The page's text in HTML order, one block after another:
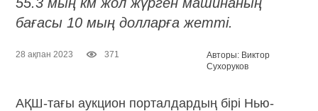
бағасы 10 мың долларға жетті.
28 ақпан 2023 371
Авторы: Виктор
Сухоруков
АҚШ-тағы аукцион порталдардың бірі Нью-